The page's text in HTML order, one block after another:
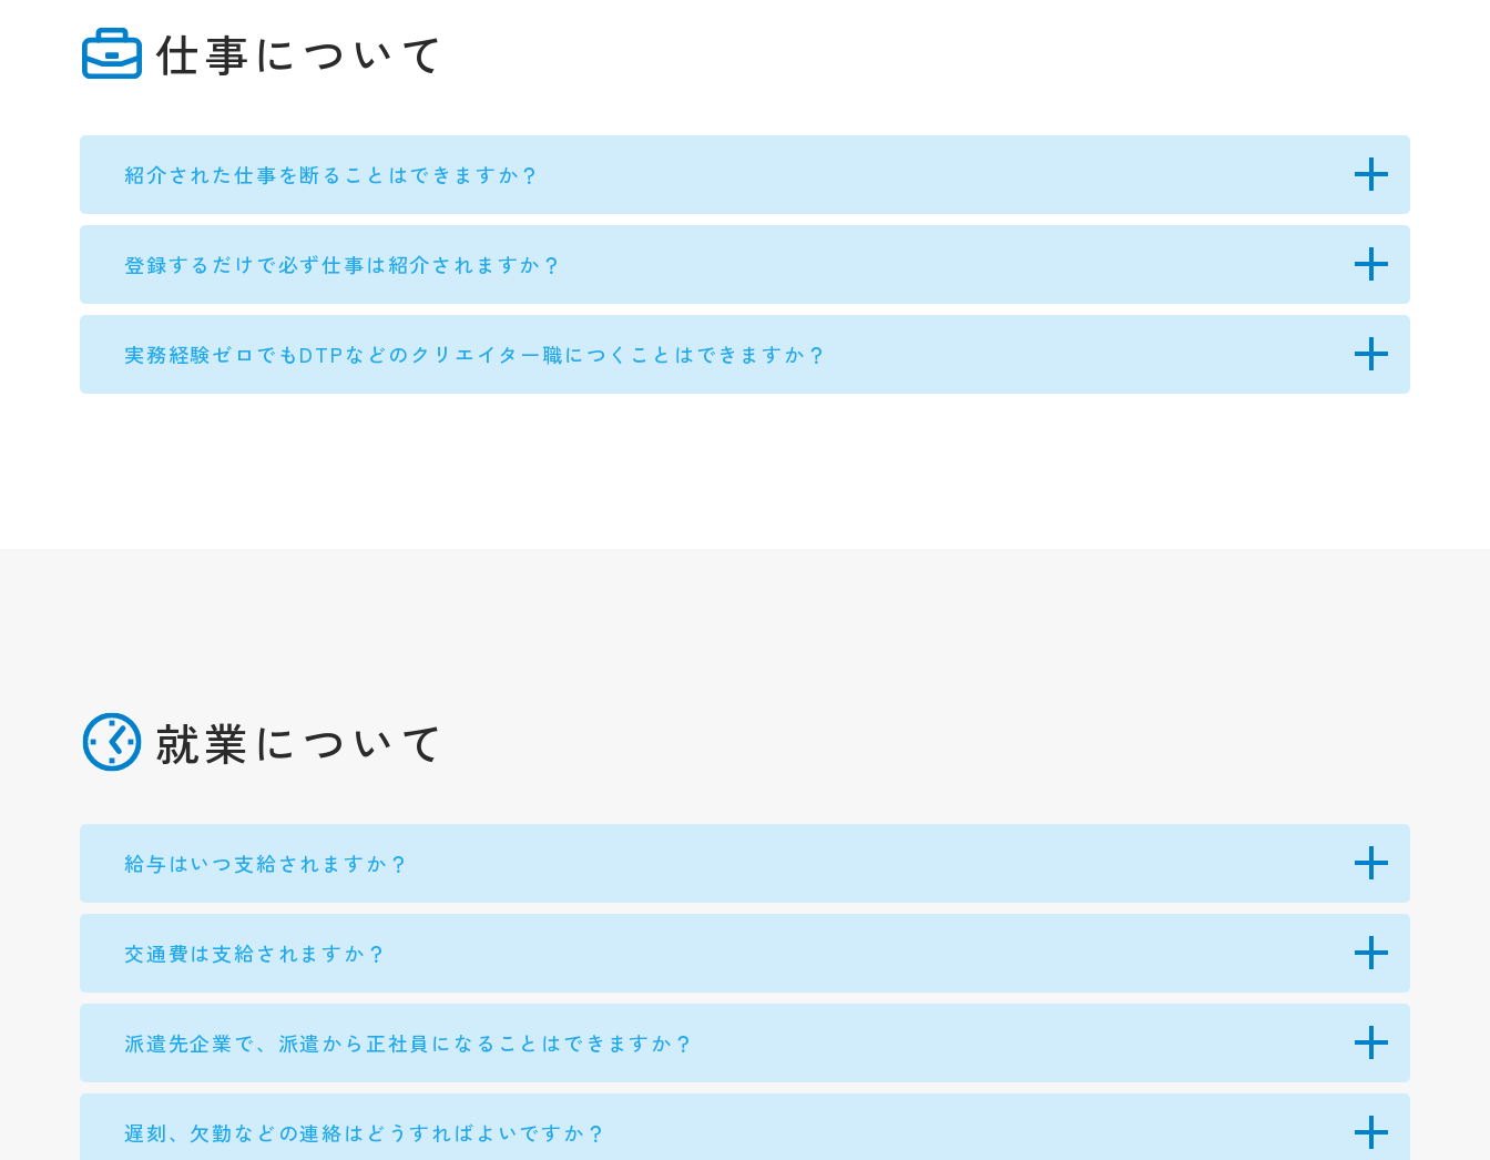
仕事について
紹介された仕事を断ることはできますか？
登録するだけで必ず仕事は紹介されますか？
実務経験ゼロでもDTPなどのクリエイター職につくことはできますか？
就業について
給与はいつ支給されますか？
交通費は支給されますか？
派遣先企業で、派遣から正社員になることはできますか？
遅刻、欠勤などの連絡はどうすればよいですか？